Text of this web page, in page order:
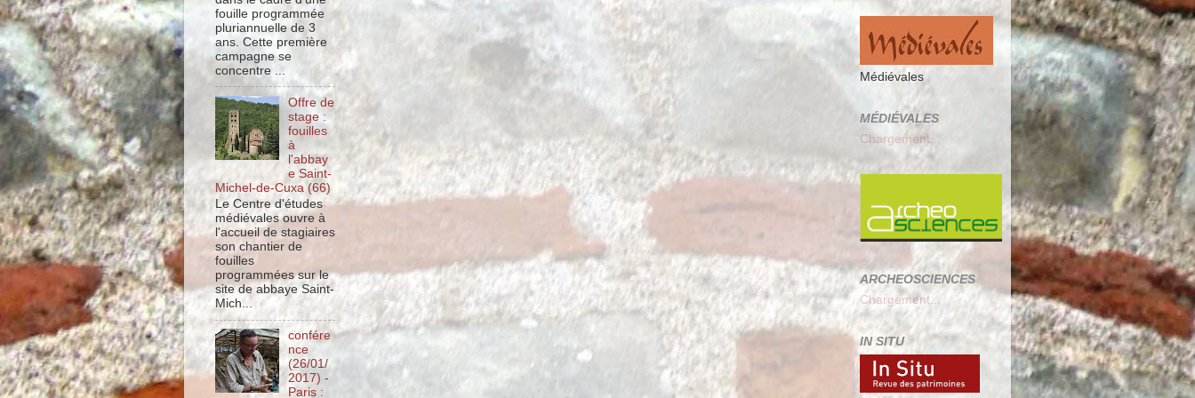
fouille programmée
pluriannuelle de 3
ans. Cette première
campagne se
concentre ...
Offre de
stage :
fouilles
à
l'abbay
e Saint-
Michel-de-Cuxa (66)
Le Centre d'études
médiévales ouvre à
l'accueil de stagiaires
son chantier de
fouilles
programmées sur le
site de abbaye Saint-
Mich...
confére
nce
(26/01/
2017) -
Paris :
Médiévales
MÉDIÉVALES
Chargement...
ARCHEOSCIENCES
Chargement...
IN SITU